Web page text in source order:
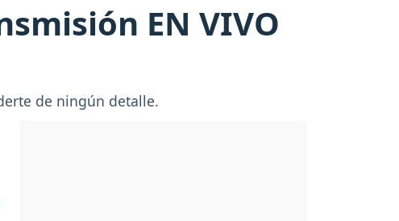
EN VIVO
de ningún detalle.